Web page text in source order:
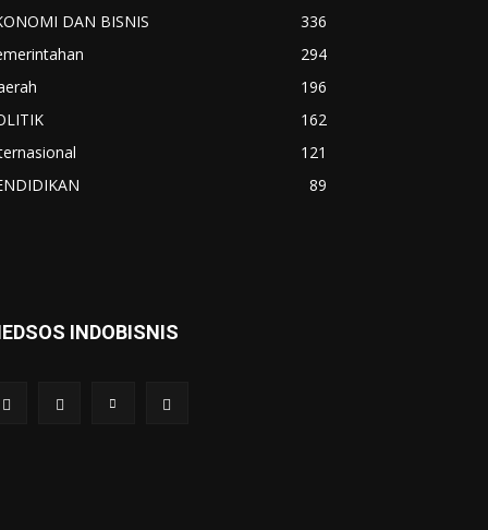
DAN BISNIS
336
294
196
162
121
89
INDOBISNIS